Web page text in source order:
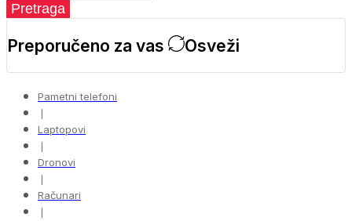
Pretraga
Preporučeno za vas Osveži
Pametni telefoni
❘
Laptopovi
❘
Dronovi
❘
Računari
❘